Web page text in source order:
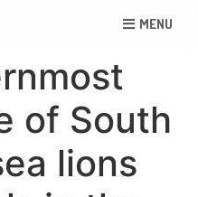
MENU
of South
lions